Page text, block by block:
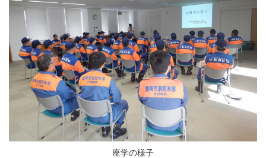
座学の様子